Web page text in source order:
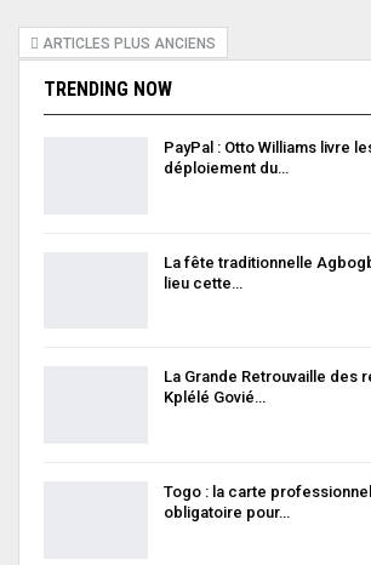
ARTICLES PLUS ANCIENS
TRENDING NOW
PayPal : Otto Williams livre
déploiement du…
La fête traditionnelle
lieu cette…
La Grande Retrouvaille des
Kplélé Govié…
Togo : la carte
obligatoire pour…